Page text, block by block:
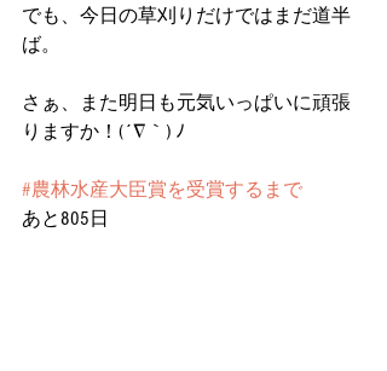
でも、今日の草刈りだけではまだ道半
ば。
さぁ、また明日も元気いっぱいに頑張
りますか！(´∇｀) ﾉ
#農林水産大臣賞を受賞するまで
あと805日